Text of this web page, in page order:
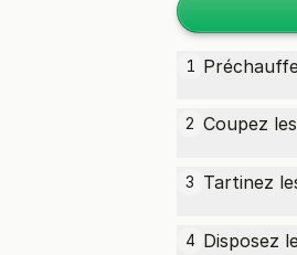
1
2 Coupez les
3 Tartinez
4 Disposez